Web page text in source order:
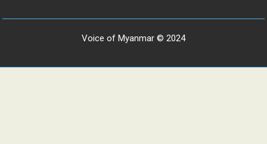
Voice of Myanmar © 2024